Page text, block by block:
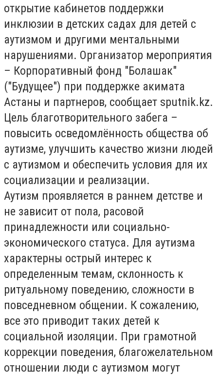
открытие кабинетов поддержки
инклюзии в детских садах для детей с
аутизмом и другими ментальными
нарушениями. Организатор мероприятия
– Корпоративный фонд "Болашак"
("Будущее") при поддержке акимата
Астаны и партнеров, сообщает sputnik.kz.
Цель благотворительного забега –
повысить осведомлённость общества об
аутизме, улучшить качество жизни людей
с аутизмом и обеспечить условия для их
социализации и реализации.
Аутизм проявляется в раннем детстве и
не зависит от пола, расовой
принадлежности или социально-
экономического статуса. Для аутизма
характерны острый интерес к
определенным темам, склонность к
ритуальному поведению, сложности в
повседневном общении. К сожалению,
все это приводит таких детей к
социальной изоляции. При грамотной
коррекции поведения, благожелательном
отношении люди с аутизмом могут